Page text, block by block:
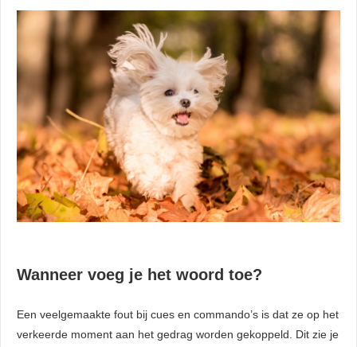
Wanneer voeg je het woord toe?
Een veelgemaakte fout bij cues en commando’s is dat ze op het
verkeerde moment aan het gedrag worden gekoppeld. Dit zie je